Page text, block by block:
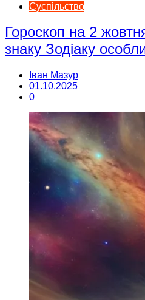
Суспільство
Гороскоп на 2
знаку Зодіаку
Іван Мазур
01.10.2025
0